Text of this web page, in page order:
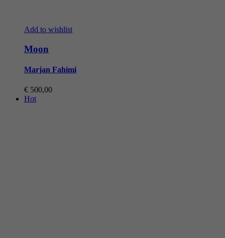
Add to wishlist
Moon
Marjan Fahimi
€ 500,00
Hot